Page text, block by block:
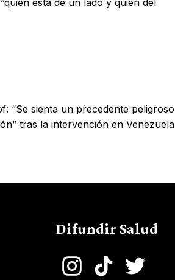
está de un lado y quién del
“Se sienta un precedente peligroso
tras la intervención en Venezuela
Difundir Salud
InstagramTikTok